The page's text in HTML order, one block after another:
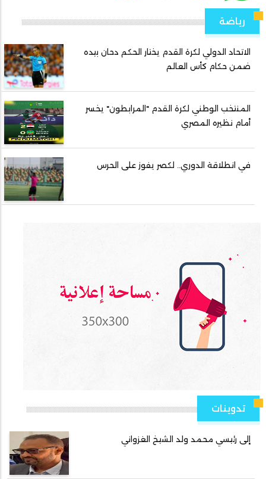
رياضة
الاتحاد الدولي لكرة القدم يختار الحكم دحان بيده
ضمن حكام كأس العالم
المنتخب الوطني لكرة القدم "المرابطون" يخسر
أمام نظيره المصري
في انطلاقة الدوري.. لكصر يفوز على الحرس
تدوينات
إلى رئيسي محمد ولد الشيخ الغزواني